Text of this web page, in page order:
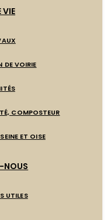
VIE
DE VOIRIE
COMPOSTEUR
ET OISE
NOUS
UTILES